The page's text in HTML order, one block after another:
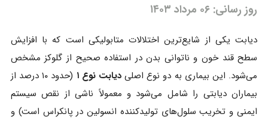
روز رسانی: ۰۶ مرداد ۱۴۰۳
دیابت یکی از شایع‌ترین اختلالات متابولیکی است که با افزایش
سطح قند خون و ناتوانی بدن در استفاده صحیح از گلوکز مشخص
می‌شود. این بیماری به دو نوع اصلیدیابت نوع ۱
(حدود ۱۰ درصد از
بیماران دیابتی را شامل می‌شود و معمولاً ناشی از نقص سیستم
ایمنی و تخریب سلول‌های تولیدکننده انسولین در پانکراس است) و